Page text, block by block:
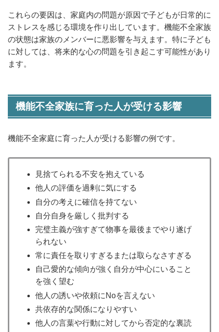
これらの要因は、家庭内の問題が原因で子どもが日常的に
ストレスを感じる環境を作り出しています。機能不全家族
の状態は家族のメンバーに悪影響を与えます。特に子ども
に対しては、将来的な心の問題を引き起こす可能性があり
ます。
機能不全家族に育った人が受ける影響
機能不全家庭に育った人が受ける影響の例です。
見捨てられる不安を抱えている
他人の評価を過剰に気にする
自分の考えに確信を持てない
自分自身を厳しく批判する
完璧主義が強すぎて物事を最後までやり遂げ
られない
常に責任を取りすぎるまたは取らなさすぎる
自己愛的な傾向が強く自分が中心にいること
を強く望む
他人の誘いや依頼にNoを言えない
共依存的な関係になりやすい
他人の言葉や行動に対してから否定的な裏読